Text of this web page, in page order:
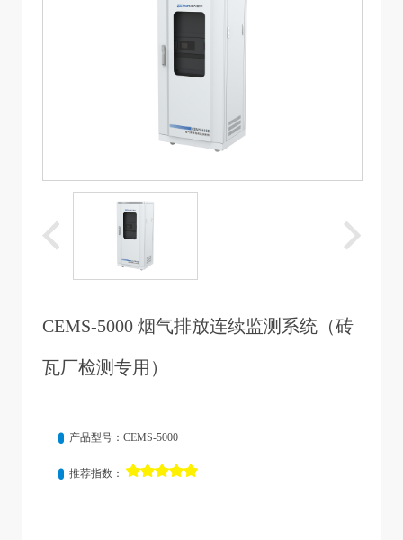
CEMS-5000 烟气排放连续监测系统（砖
瓦厂检测专用）
产品型号：CEMS-5000
推荐指数：